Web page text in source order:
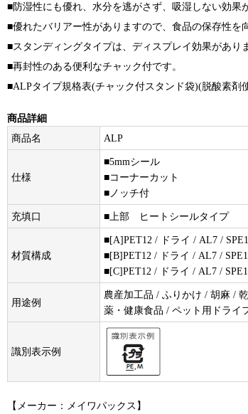
■防湿性にも優れ、水分を逃がさず、吸湿しない効果
■優れたバリアー性がありますので、食品の保存性を
■スタンディングタイプは、ディスプレイ効果があり
■再封性のある便利なチャック付です。
■ALPタイプ規格表(チャック付スタンド袋)(脱酸素剤
商品詳細
商品名
ALP
仕様
■5mmシール
■コーナーカット
■ノッチ付
充填口 ■上部 ヒートシールタイプ
材質構成
■[A]PET12 / ドライ / AL7 /
■[B]PET12 / ドライ / AL7 /
■[C]PET12 / ドライ / AL7 /
用途例
農産加工品 / ふりかけ / 胡麻 /
薬・健康食品 / ペット用ドライ
識別表示例
【メーカー：メイワパックス】